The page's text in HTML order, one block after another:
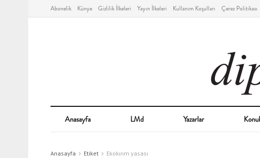
Abonelik Künye Gizlilik İlkeleri Yayın İlkeleri Kullanım Koşulları Çerez Politikası
Anasayfa LMd Yazarlar
Anasayfa Etiket Ekokırım yasası